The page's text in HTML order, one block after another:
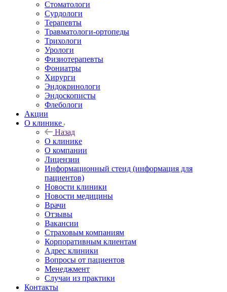
Стоматологи
Сурдологи
Терапевты
Травматологи-ортопеды
Трихологи
Урологи
Физиотерапевты
Фониатры
Хирурги
Эндокринологи
Эндоскописты
Флебологи
Акции
О клинике
Назад
О клинике
О компании
Лицензии
Информационный стенд (информация для
пациентов)
Новости клиники
Новости медицины
Врачи
Отзывы
Вакансии
Страховым компаниям
Корпоративным клиентам
Адрес клиники
Вопросы от пациентов
Менеджмент
Случаи из практики
Контакты